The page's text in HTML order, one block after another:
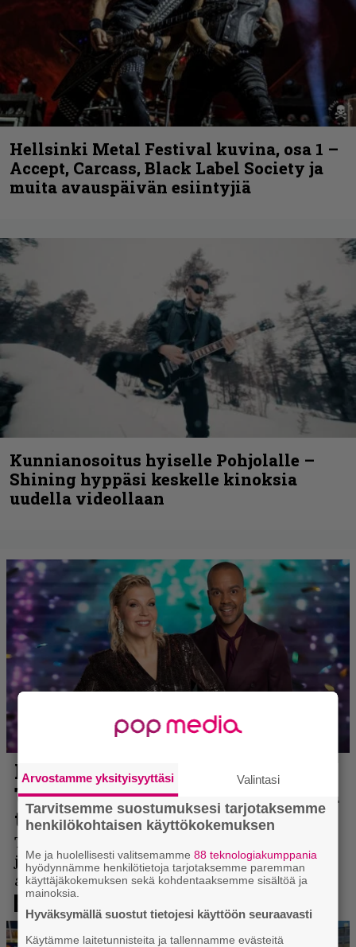
Hellsinki Metal Festival kuvina, osa 1 –
Accept, Carcass, Black Label Society ja
muita avauspäivän esiintyjiä
Kunnianosoitus hyiselle Pohjolalle –
Shining hyppäsi keskelle kinoksia
uudella videollaan
Arvostamme yksityisyyttäsi Valintasi
Tarvitsemme suostumuksesi tarjotaksemme
henkilökohtaisen käyttökokemuksen
Me ja huolellisesti valitsemamme88 teknologiakumppania
hyödynnämme henkilötietoja tarjotaksemme paremman
käyttäjäkokemuksen sekä kohdentaaksemme sisältöä ja
mainoksia.
Hyväksymällä suostut tietojesi käyttöön seuraavasti
Käytämme laitetunnisteita ja tallennamme evästeitä